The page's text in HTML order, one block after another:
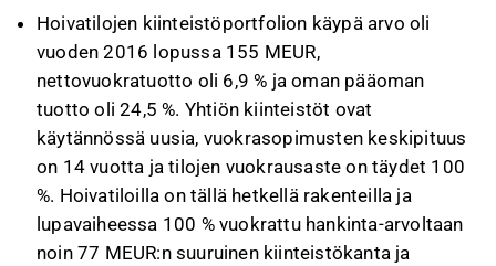
Hoivatilojen kiinteistöportfolion käypä arvo oli
vuoden 2016 lopussa 155 MEUR,
nettovuokratuotto oli 6,9 % ja oman pääoman
tuotto oli 24,5 %. Yhtiön kiinteistöt ovat
käytännössä uusia, vuokrasopimusten keskipituus
on 14 vuotta ja tilojen vuokrausaste on täydet 100
%. Hoivatiloilla on tällä hetkellä rakenteilla ja
lupavaiheessa 100 % vuokrattu hankinta-arvoltaan
noin 77 MEUR:n suuruinen kiinteistökanta ja